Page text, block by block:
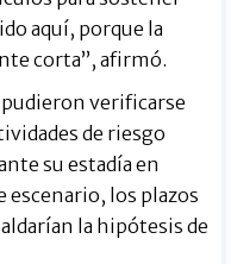
aquí, porque la
corta”, afirmó.
verificarse
de riesgo
su estadía en
escenario, los plazos
la hipótesis de